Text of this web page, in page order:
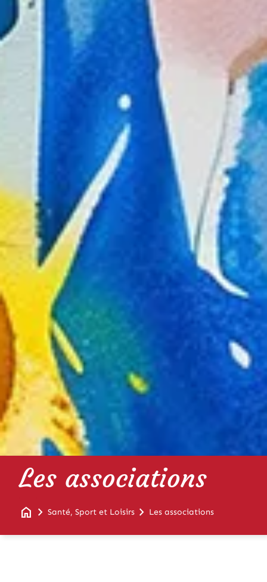
Les associations
home chevron_right Santé, Sport et Loisirs chevron_right Les associations